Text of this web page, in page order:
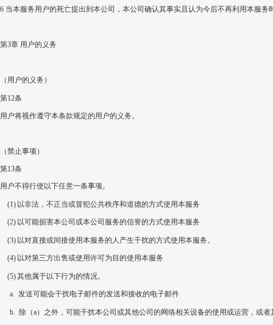
6 当本服务用户的死亡提出到本公司，本公司确认其事实且认为今后不再利用本服
第3章 用户的义务
（用户的义务）
第12条
用户将视作遵守本条款规定的用户的义务。
（禁止事项）
第13条
用户不得行使以下任意一条事项。
(1) 以非法，不正当或冒犯公共秩序和道德的方式使用本服务
(2) 以可能损害本公司或本公司服务的信誉的方式使用本服务
(3) 以对直接或间接使用本服务的人产生干扰的方式使用本服务。
(4) 以对第三方出售或使用许可为目的使用本服务
(5)其他属于以下行为的情况。
a. 发送可能会干扰电子邮件的发送和接收的电子邮件
b. 除（a）之外，可能干扰本公司或其他公司的网络相关设备的使用或运营，或